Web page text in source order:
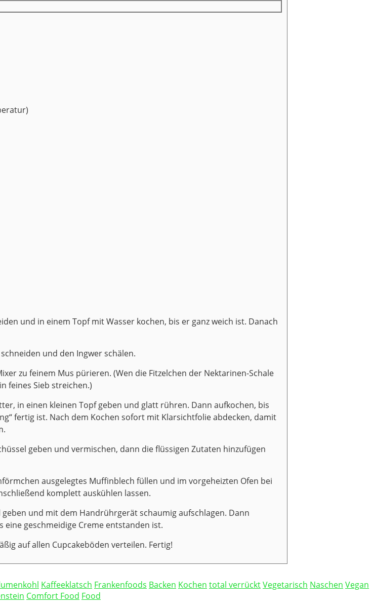
und in einem Topf mit Wasser kochen, bis er ganz weich ist. Danach
und den Ingwer schälen.
zu feinem Mus pürieren. (Wen die Fitzelchen der Nektarinen-Schale
feines Sieb streichen.)
in einen kleinen Topf geben und glatt rühren. Dann aufkochen, bis
fertig ist. Nach dem Kochen sofort mit Klarsichtfolie abdecken, damit
geben und vermischen, dann die flüssigen Zutaten hinzufügen
ausgelegtes Muffinblech füllen und im vorgeheizten Ofen bei
komplett auskühlen lassen.
und mit dem Handrührgerät schaumig aufschlagen. Dann
geschmeidige Creme entstanden ist.
auf allen Cupcakeböden verteilen. Fertig!
Kaffeeklatsch Frankenfoods Backen Kochen total verrücktVegetarisch Naschen Vegan
Comfort Food Food